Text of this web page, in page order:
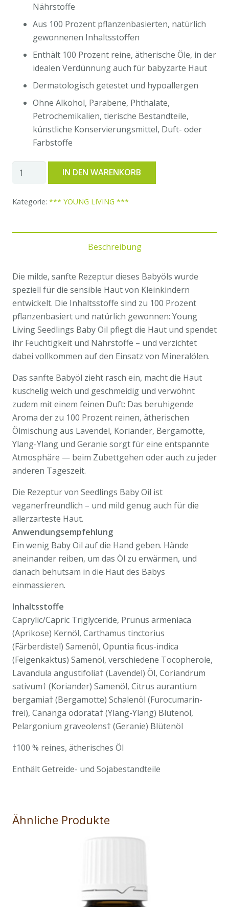
Nährstoffe
Aus 100 Prozent pflanzenbasierten, natürlich
gewonnenen Inhaltsstoffen
Enthält 100 Prozent reine, ätherische Öle, in der
idealen Verdünnung auch für babyzarte Haut
Dermatologisch getestet und hypoallergen
Ohne Alkohol, Parabene, Phthalate,
Petrochemikalien, tierische Bestandteile,
künstliche Konservierungsmittel, Duft- oder
Farbstoffe
Young
Öle
Oil
Seedlings
Menge
IN DEN WARENKORB
Kategorie: *** YOUNG LIVING ***
Beschreibung
Die milde, sanfte Rezeptur dieses Babyöls wurde
speziell für die sensible Haut von Kleinkindern
entwickelt. Die Inhaltsstoffe sind zu 100 Prozent
pflanzenbasiert und natürlich gewonnen: Young
Living Seedlings Baby Oil pflegt die Haut und spendet
ihr Feuchtigkeit und Nährstoffe – und verzichtet
dabei vollkommen auf den Einsatz von Mineralölen.
Das sanfte Babyöl zieht rasch ein, macht die Haut
kuschelig weich und geschmeidig und verwöhnt
zudem mit einem feinen Duft: Das beruhigende
Aroma der zu 100 Prozent reinen, ätherischen
Ölmischung aus Lavendel, Koriander, Bergamotte,
Ylang-Ylang und Geranie sorgt für eine entspannte
Atmosphäre — beim Zubettgehen oder auch zu jeder
anderen Tageszeit.
Die Rezeptur von Seedlings Baby Oil ist
veganerfreundlich – und mild genug auch für die
allerzarteste Haut.
Anwendungsempfehlung
Ein wenig Baby Oil auf die Hand geben. Hände
aneinander reiben, um das Öl zu erwärmen, und
danach behutsam in die Haut des Babys
einmassieren.
Inhaltsstoffe
Caprylic/Capric Triglyceride, Prunus armeniaca
(Aprikose) Kernöl, Carthamus tinctorius
(Färberdistel) Samenöl, Opuntia ficus-indica
(Feigenkaktus) Samenöl, verschiedene Tocopherole,
Lavandula angustifolia† (Lavendel) Öl, Coriandrum
sativum† (Koriander) Samenöl, Citrus aurantium
bergamia† (Bergamotte) Schalenöl (Furocumarin-
frei), Cananga odorata† (Ylang-Ylang) Blütenöl,
Pelargonium graveolens† (Geranie) Blütenöl
†100 % reines, ätherisches Öl
Enthält Getreide- und Sojabestandteile
Ähnliche Produkte